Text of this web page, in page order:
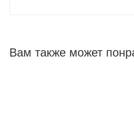
Вам также может